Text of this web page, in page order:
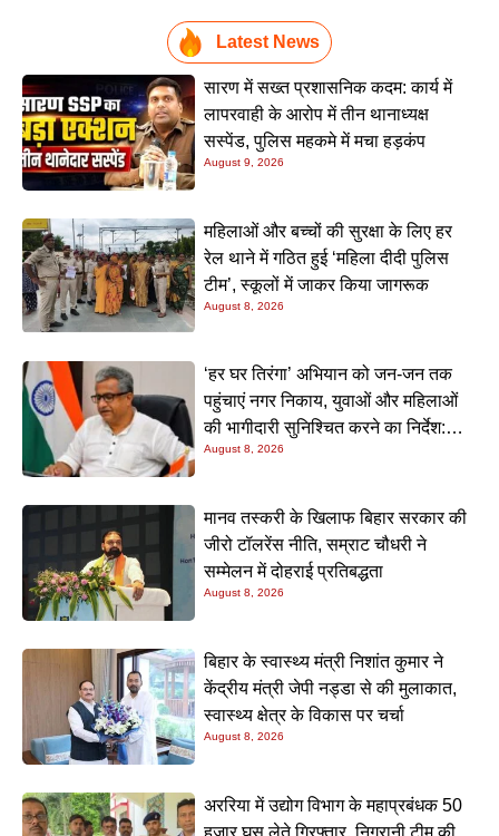
Latest News
सारण में सख्त प्रशासनिक कदम: कार्य में
लापरवाही के आरोप में तीन थानाध्यक्ष
सस्पेंड, पुलिस महकमे में मचा हड़कंप
August 9, 2026
महिलाओं और बच्चों की सुरक्षा के लिए हर
रेल थाने में गठित हुई ‘महिला दीदी पुलिस
टीम’, स्कूलों में जाकर किया जागरूक
August 8, 2026
‘हर घर तिरंगा’ अभियान को जन-जन तक
पहुंचाएं नगर निकाय, युवाओं और महिलाओं
की भागीदारी सुनिश्चित करने का निर्देश:
नीतीश मिश्रा
August 8, 2026
मानव तस्करी के खिलाफ बिहार सरकार की
जीरो टॉलरेंस नीति, सम्राट चौधरी ने
सम्मेलन में दोहराई प्रतिबद्धता
August 8, 2026
बिहार के स्वास्थ्य मंत्री निशांत कुमार ने
केंद्रीय मंत्री जेपी नड्डा से की मुलाकात,
स्वास्थ्य क्षेत्र के विकास पर चर्चा
August 8, 2026
अररिया में उद्योग विभाग के महाप्रबंधक 50
हजार घूस लेते गिरफ्तार, निगरानी टीम की